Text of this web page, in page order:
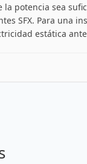
potencia sea
SFX. Para una
estática